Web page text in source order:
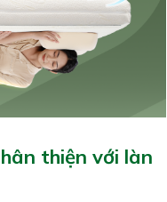
thiện với làn